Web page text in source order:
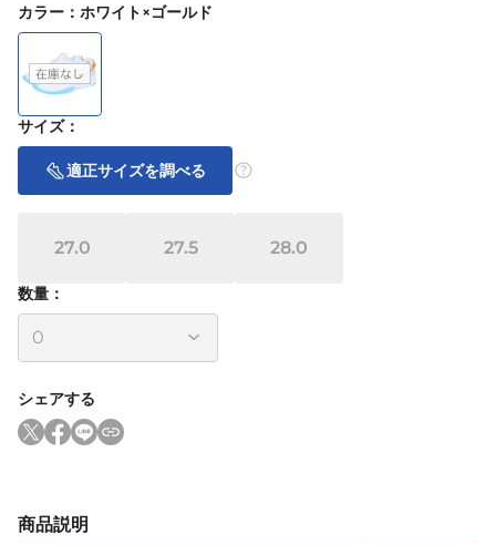
カラー ： ホワイト×ゴールド
サイズ：
適正サイズを調べる
27.0 27.5 28.0
数量：
シェアする
商品説明